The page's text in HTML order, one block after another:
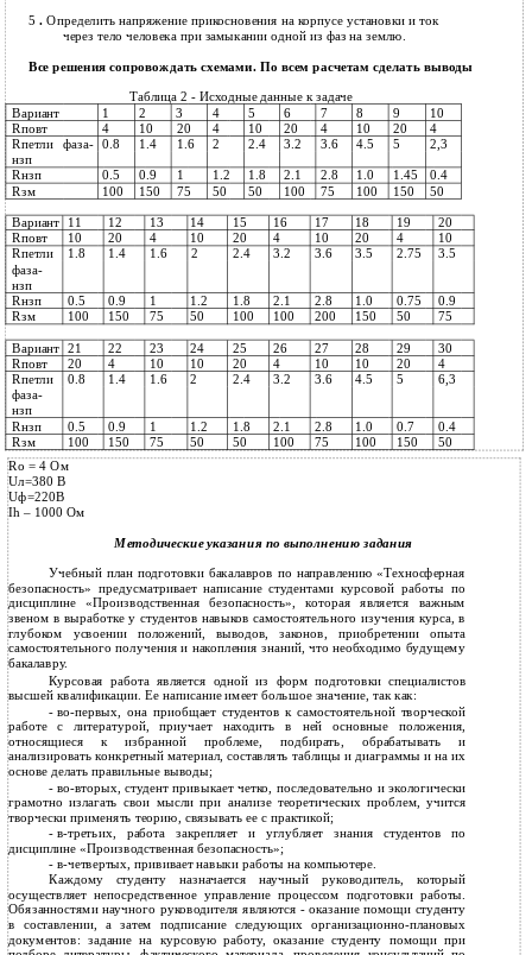
5.Определить напряжение прикосновения на корпусе установки и ток
через тело человека при замыкании одной из фаз на землю.
Все решения сопровождать схемами. По всем расчетам сделать выводы
Таблица 2 - Исходные данные к задаче
Вариант 1 2 3 4 5 6 7 8 9 10
Rповт 4 10 20 4 10 20 4 10 20
4
Rпетли
фаза- 0.8 1.4 1.6 2 2.4 3.2 3.6 4.5 5 2,3
нзп
Rнзп
0.5 0.9 1 1.2 1.8 2.1 2.8 1.0 1.45
0.4
Rзм
100 150 75 50 50 100 75 100 150 50
Вариант 11 12 13 14 15 16 17 18 19 20
Rповт 10 20 4 10 20 4 10 20 4
10
Rпетли
1.8 1.4 1.6 2 2.4 3.2 3.6 3.5 2.75
3.5
фаза-
нзп
Rнзп
0.5 0.9 1 1.2 1.8 2.1 2.8 1.0 0.75 0.9
Rзм 100 150 75 50 100 100 200 150 50 75
Вариант 21 22 23 24 25 26 27 28 29 30
Rповт 20 4 10 10 20 4 10 10 20
4
Rпетли
0.8 1.4 1.6 2 2.4 3.2 3.6 4.5 5 6,3
фаза-
нзп
Rнзп 0.5 0.9 1 1.2 1.8 2.1 2.8 1.0 0.7 0.4
Rзм 100 150 75 50 50 100 75 100 150 50
Ro = 4 Oм
Uл=380 В
Uф=220В
Ih – 1000 Ом
Методические указания по выполнению задания
Учебный план подготовки бакалавров по направлению «Техносферная
безопасность» предусматривает написание студентами курсовой работы по
дисциплине «Производственная безопасность», которая является важным
звеном в выработке у студентов навыков самостоятельного изучения курса, в
глубоком усвоении положений, выводов, законов, приобретении опыта
самостоятельного получения и накопления знаний, что необходимо будущему
бакалавру.
Курсовая работа является одной из форм подготовки специалистов
высшей квалификации. Ее написание имеет большое значение, так как:
- во-первых,
она приобщает студентов к самостоятельной творческой
работе с литературой, приучает находить в ней основные положения,
относящиеся к избранной проблеме, подбирать, обрабатывать и
анализировать конкретный материал, составлять таблицы и диаграммы и на их
основе делать правильные выводы;
- во-вторых, студент привыкает четко, последовательно и экологически
грамотно излагать свои мысли при анализе теоретических проблем, учится
творчески применять теорию, связывать ее с практикой;
- в-третьих, работа закрепляет и углубляет знания студентов по
дисциплине «Производственная безопасность»;
- в-четвертых, прививает навыки работы на компьютере.
Каждому студенту назначается научный руководитель, который
осуществляет непосредственное управление процессом подготовки работы.
Обязанностями научного руководителя являются - оказание помощи студенту
в составлении, а затем подписание следующих организационно-плановых
документов: задание на курсовую работу, оказание студенту помощи при